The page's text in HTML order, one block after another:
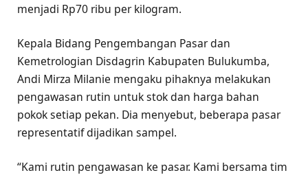
menjadi Rp70 ribu per kilogram.
Kepala Bidang Pengembangan Pasar dan
Kemetrologian Disdagrin Kabupaten Bulukumba,
Andi Mirza Milanie mengaku pihaknya melakukan
pengawasan rutin untuk stok dan harga bahan
pokok setiap pekan. Dia menyebut, beberapa pasar
representatif dijadikan sampel.
“Kami rutin pengawasan ke pasar. Kami bersama tim